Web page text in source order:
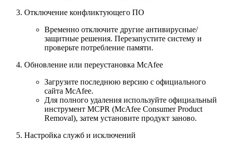
Отключение конфликтующего ПО
Временно отключите другие антивирусные/
защитные решения. Перезапустите систему и
проверьте потребление памяти.
Обновление или переустановка McAfee
Загрузите последнюю версию с официального
сайта McAfee.
Для полного удаления используйте официальный
инструмент MCPR (McAfee Consumer Product
Removal), затем установите продукт заново.
Настройка служб и исключений